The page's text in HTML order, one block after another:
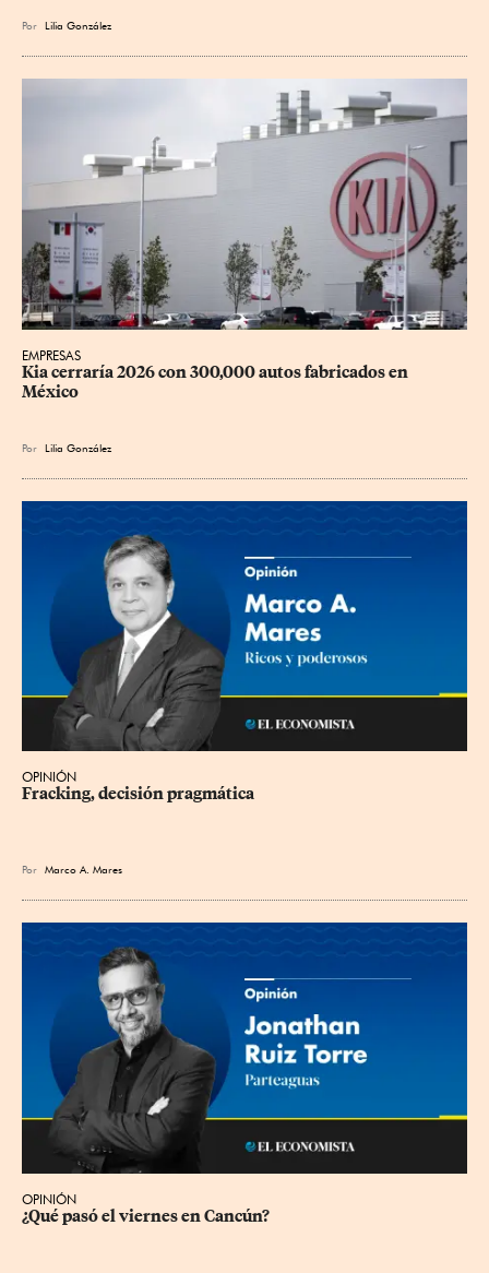
Por Lilia González
EMPRESAS
Kia cerraría 2026 con 300,000 autos fabricados en
México
Por Lilia González
OPINIÓN
Fracking, decisión pragmática
Por Marco A. Mares
OPINIÓN
¿Qué pasó el viernes en Cancún?